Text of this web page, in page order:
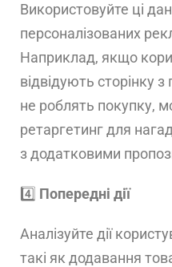
Використовуйте ці
персоналізованих
Наприклад, якщо
відвідують сторінку
не роблять покупку,
ретаргетинг для
з додатковими
4️⃣ Попередні дії
Аналізуйте дії
такі як додавання